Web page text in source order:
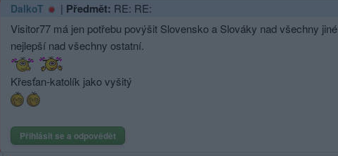
DalkoT | Předmět: RE: RE:
Visitor77 má jen potřebu povýšit Slovensko a Slováky nad všechny
nejlepší nad všechny ostatní.
Křesťan-katolík jako vyšitý
Přihlásit se a odpovědět